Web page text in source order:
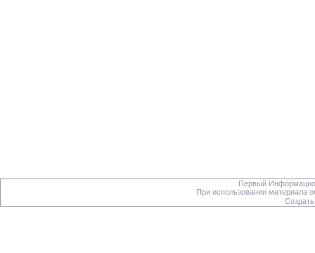
Первый
При использовании материала